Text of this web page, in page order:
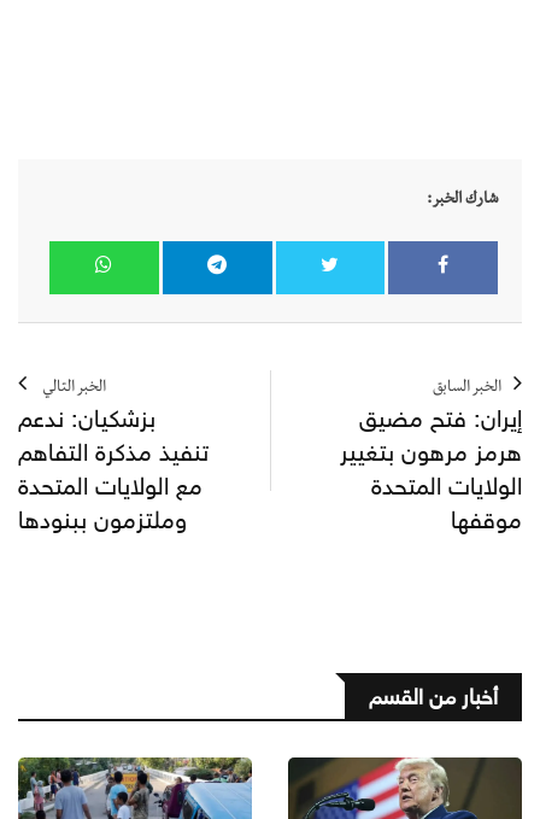
شارك الخبر:
الخبر السابق
إيران: فتح مضيق
هرمز مرهون بتغيير
الولايات المتحدة
موقفها
الخبر التالي
بزشكيان: ندعم
تنفيذ مذكرة التفاهم
مع الولايات المتحدة
وملتزمون ببنودها
أخبار من القسم